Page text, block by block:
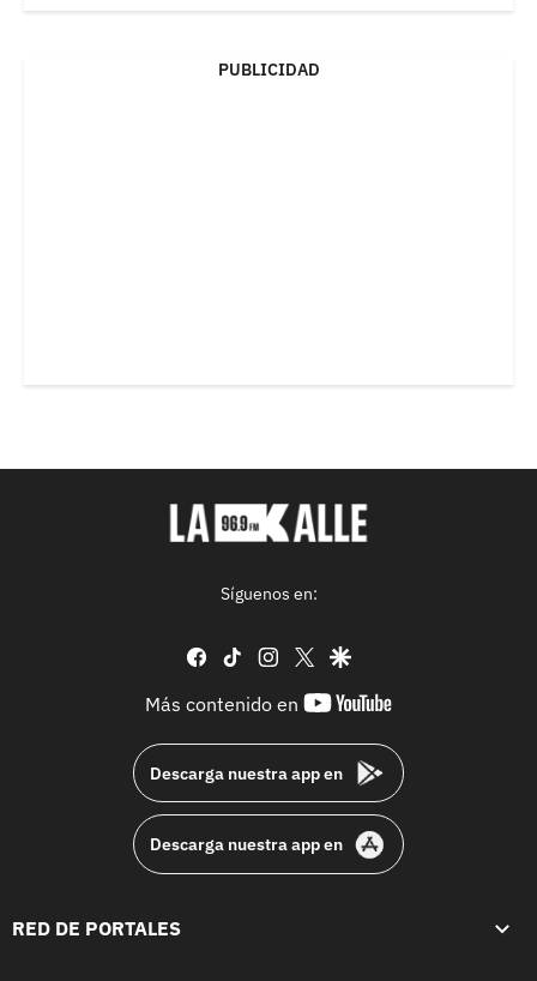
PUBLICIDAD
Síguenos en:
facebook
tiktok instagram
twittergoogle
Más contenido en
youtube-
Descarga nuestra app en
Descarga nuestra app en
RED DE PORTALES